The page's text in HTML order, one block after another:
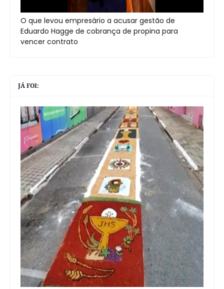
O que levou empresário a acusar gestão de
Eduardo Hagge de cobrança de propina para
vencer contrato
JÁ FOI: